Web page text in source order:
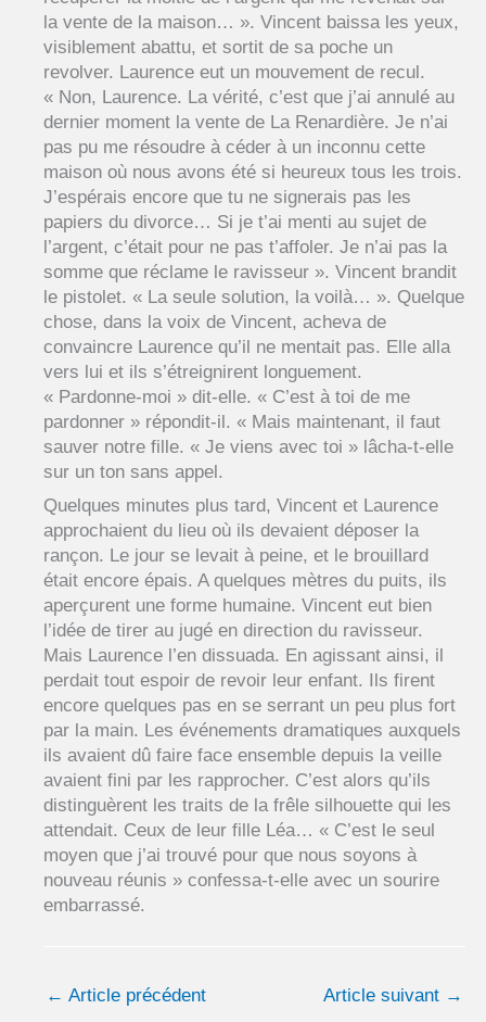
la vente de la maison… ». Vincent baissa les yeux,
visiblement abattu, et sortit de sa poche un
revolver. Laurence eut un mouvement de recul.
« Non, Laurence. La vérité, c’est que j’ai annulé au
dernier moment la vente de La Renardière. Je n’ai
pas pu me résoudre à céder à un inconnu cette
maison où nous avons été si heureux tous les trois.
J’espérais encore que tu ne signerais pas les
papiers du divorce… Si je t’ai menti au sujet de
l’argent, c’était pour ne pas t’affoler. Je n’ai pas la
somme que réclame le ravisseur ». Vincent brandit
le pistolet. « La seule solution, la voilà… ». Quelque
chose, dans la voix de Vincent, acheva de
convaincre Laurence qu’il ne mentait pas. Elle alla
vers lui et ils s’étreignirent longuement.
« Pardonne-moi » dit-elle. « C’est à toi de me
pardonner » répondit-il. « Mais maintenant, il faut
sauver notre fille. « Je viens avec toi » lâcha-t-elle
sur un ton sans appel.
Quelques minutes plus tard, Vincent et Laurence
approchaient du lieu où ils devaient déposer la
rançon. Le jour se levait à peine, et le brouillard
était encore épais. A quelques mètres du puits, ils
aperçurent une forme humaine. Vincent eut bien
l’idée de tirer au jugé en direction du ravisseur.
Mais Laurence l’en dissuada. En agissant ainsi, il
perdait tout espoir de revoir leur enfant. Ils firent
encore quelques pas en se serrant un peu plus fort
par la main. Les événements dramatiques auxquels
ils avaient dû faire face ensemble depuis la veille
avaient fini par les rapprocher. C’est alors qu’ils
distinguèrent les traits de la frêle silhouette qui les
attendait. Ceux de leur fille Léa… « C’est le seul
moyen que j’ai trouvé pour que nous soyons à
nouveau réunis » confessa-t-elle avec un sourire
embarrassé.
← Article précédent Article suivant →